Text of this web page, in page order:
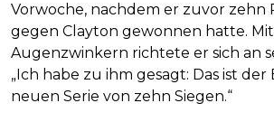
Vorwoche, nachdem er zuvor zehn
gegen Clayton gewonnen hatte.
Augenzwinkern richtete er sich an
„Ich habe zu ihm gesagt: Das ist
neuen Serie von zehn Siegen.“